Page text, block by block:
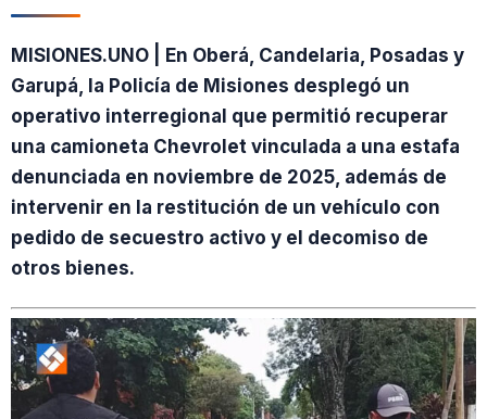
MISIONES.UNO | En Oberá, Candelaria, Posadas y
Garupá, la Policía de Misiones desplegó un
operativo interregional que permitió recuperar
una camioneta Chevrolet vinculada a una estafa
denunciada en noviembre de 2025, además de
intervenir en la restitución de un vehículo con
pedido de secuestro activo y el decomiso de
otros bienes.